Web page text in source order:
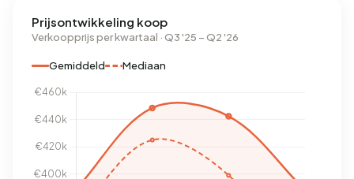
Prijsontwikkeling koop
Verkoopprijs per kwartaal · Q3 '25 – Q2 '26
Gemiddeld Mediaan